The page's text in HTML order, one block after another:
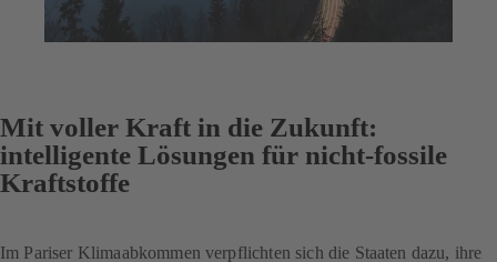
Mit voller Kraft in die Zukunft:
intelligente Lösungen für nicht-fossile
Kraftstoffe
Im Pariser Klimaabkommen verpflichten sich die Staaten dazu, ihre